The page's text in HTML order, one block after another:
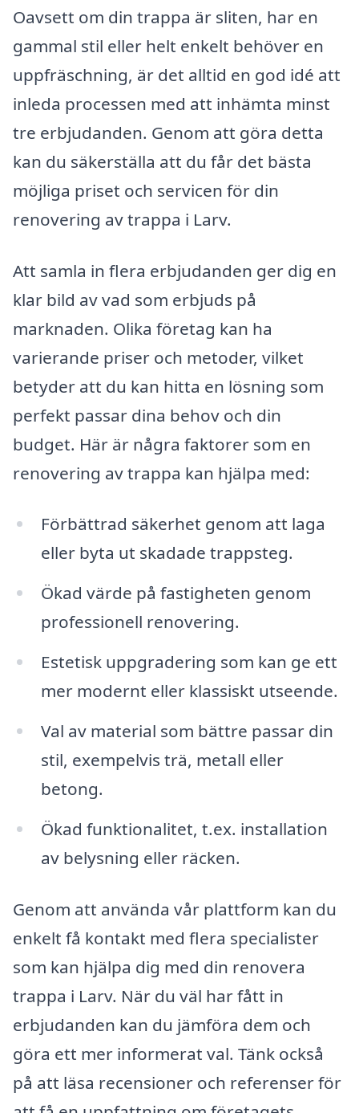
Oavsett om din trappa är sliten, har en
gammal stil eller helt enkelt behöver en
uppfräschning, är det alltid en god idé att
inleda processen med att inhämta minst
tre erbjudanden. Genom att göra detta
kan du säkerställa att du får det bästa
möjliga priset och servicen för din
renovering av trappa i Larv.
Att samla in flera erbjudanden ger dig en
klar bild av vad som erbjuds på
marknaden. Olika företag kan ha
varierande priser och metoder, vilket
betyder att du kan hitta en lösning som
perfekt passar dina behov och din
budget. Här är några faktorer som en
renovering av trappa kan hjälpa med:
Förbättrad säkerhet genom att laga
eller byta ut skadade trappsteg.
Ökad värde på fastigheten genom
professionell renovering.
Estetisk uppgradering som kan ge ett
mer modernt eller klassiskt utseende.
Val av material som bättre passar din
stil, exempelvis trä, metall eller
betong.
Ökad funktionalitet, t.ex. installation
av belysning eller räcken.
Genom att använda vår plattform kan du
enkelt få kontakt med flera specialister
som kan hjälpa dig med din renovera
trappa i Larv. När du väl har fått in
erbjudanden kan du jämföra dem och
göra ett mer informerat val. Tänk också
på att läsa recensioner och referenser för